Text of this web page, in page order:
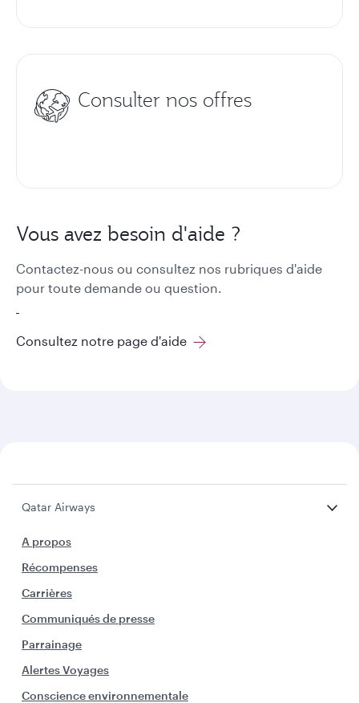
Consulter nos offres
Vous avez besoin d'aide ?
Contactez-nous ou consultez nos rubriques d'aide
pour toute demande ou question.
Consultez notre page d'aide
Qatar Airways
A propos
Récompenses
Carrières
Communiqués de presse
Parrainage
Alertes Voyages
Conscience environnementale